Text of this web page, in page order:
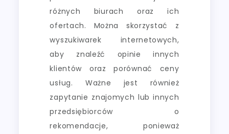
różnych biurach oraz ich
ofertach. Można skorzystać z
wyszukiwarek internetowych,
aby znaleźć opinie innych
klientów oraz porównać ceny
usług. Ważne jest również
zapytanie znajomych lub innych
przedsiębiorców o
rekomendacje, ponieważ